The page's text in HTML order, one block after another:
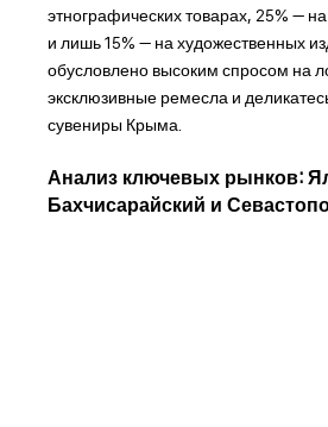
этнографических товарах, 25% —
и лишь 15% — на художественных
обусловлено высоким спросом на
эксклюзивные ремесла и
сувениры Крыма.
Анализ ключевых рынков:
Бахчисарайский и